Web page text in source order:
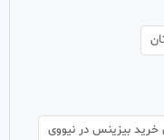
بیزینس در نیووی